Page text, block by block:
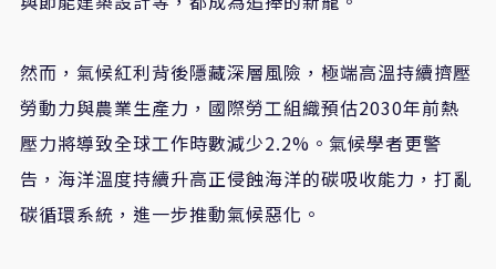
然而，氣候紅利背後隱藏深層風險，極端高溫持續擠壓
勞動力與農業生產力，國際勞工組織預估2030年前熱
壓力將導致全球工作時數減少2.2%。氣候學者更警
告，海洋溫度持續升高正侵蝕海洋的碳吸收能力，打亂
碳循環系統，進一步推動氣候惡化。